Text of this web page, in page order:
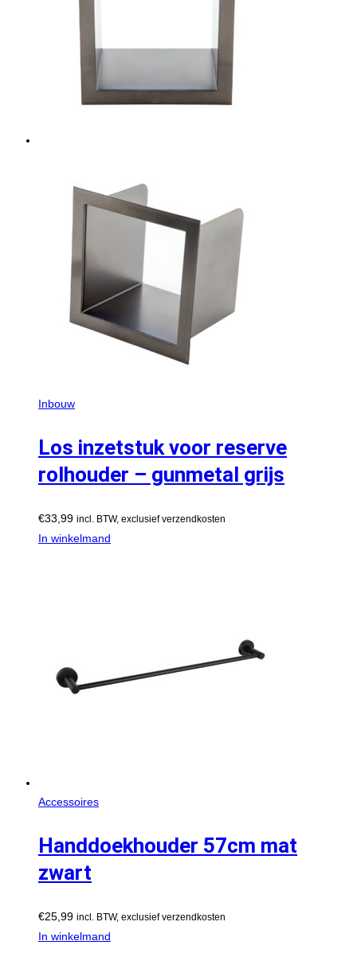
Inbouw
Los inzetstuk voor reserve
rolhouder – gunmetal grijs
€33,99 incl. BTW, exclusief verzendkosten
In winkelmand
Accessoires
Handdoekhouder 57cm mat
zwart
€25,99 incl. BTW, exclusief verzendkosten
In winkelmand